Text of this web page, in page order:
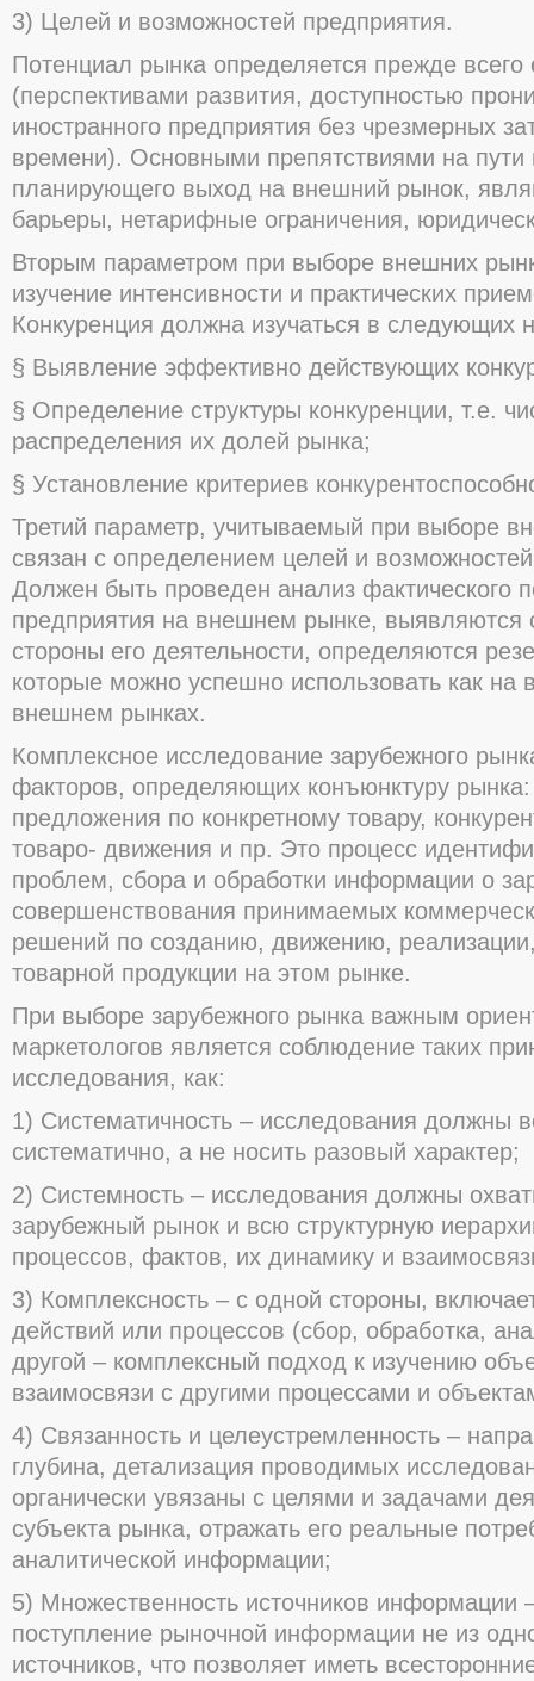
3) Целей и возможностей предприятия.
Потенциал рынка определяется прежде всего
(перспективами развития, доступностью
иностранного предприятия без чрезмерных
времени). Основными препятствиями на пути
планирующего выход на внешний рынок,
барьеры, нетарифные ограничения,
Вторым параметром при выборе внешних
изучение интенсивности и практических
Конкуренция должна изучаться в следующих
§ Выявление эффективно действующих
§ Определение структуры конкуренции, т.е.
распределения их долей рынка;
§ Установление критериев
Третий параметр, учитываемый при выборе
связан с определением целей и
Должен быть проведен анализ фактического
предприятия на внешнем рынке, выявляются
стороны его деятельности, определяются
которые можно успешно использовать как на
внешнем рынках.
Комплексное исследование зарубежного
факторов, определяющих конъюнктуру
предложения по конкретному товару,
товаро- движения и пр. Это процесс
проблем, сбора и обработки информации о
совершенствования принимаемых
решений по созданию, движению,
товарной продукции на этом рынке.
При выборе зарубежного рынка важным
маркетологов является соблюдение таких
исследования, как:
1) Систематичность – исследования должны
систематично, а не носить разовый характер;
2) Системность – исследования должны
зарубежный рынок и всю структурную
процессов, фактов, их динамику и
3) Комплексность – с одной стороны,
действий или процессов (сбор, обработка,
другой – комплексный подход к изучению
взаимосвязи с другими процессами и
4) Связанность и целеустремленность –
глубина, детализация проводимых
органически увязаны с целями и задачами
субъекта рынка, отражать его реальные
аналитической информации;
5) Множественность источников информации
поступление рыночной информации не из
источников, что позволяет иметь